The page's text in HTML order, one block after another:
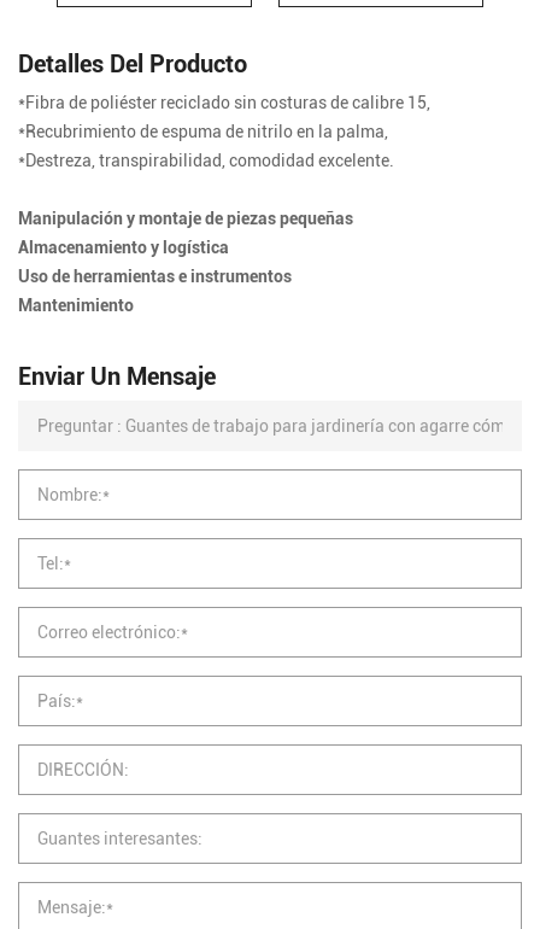
Detalles Del Producto
*Fibra de poliéster reciclado sin costuras de calibre 15,
*Recubrimiento de espuma de nitrilo en la palma,
*Destreza, transpirabilidad, comodidad excelente.
Manipulación y montaje de piezas pequeñas
Almacenamiento y logística
Uso de herramientas e instrumentos
Mantenimiento
Enviar Un Mensaje